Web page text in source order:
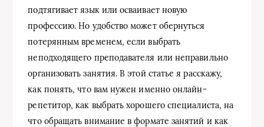
подтягивает язык или осваивает новую
профессию. Но удобство может обернуться
потерянным временем, если выбрать
неподходящего преподавателя или неправильно
организовать занятия. В этой статье я расскажу,
как понять, что вам нужен именно онлайн-
репетитор, как выбрать хорошего специалиста, на
что обращать внимание в формате занятий и как